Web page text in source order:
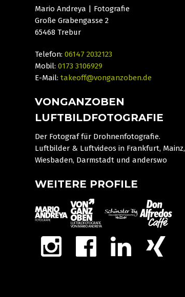
Mario Andreya | Fotografie
Große Grabengasse 2
65468 Trebur
Telefon:06147 2032123
Mobil:0173 3106929
E-Mail:takeoff@vonganzoben.de
VONGANZOBEN
LUFTBILDFOTOGRAFIE
Der Fotograf für Drohnenfotografie.
Luftbilder & Luftvideos in Frankfurt, Mainz,
Wiesbaden, Darmstadt und anderswo
WEITERE PROFILE